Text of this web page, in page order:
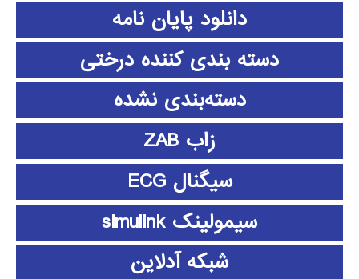
دانلود پايان نامه
دسته بندی کننده درختی
دسته‌بندی نشده
زاب ZAB
سیگنال ECG
سیمولینک simulink
شبکه آدلاین